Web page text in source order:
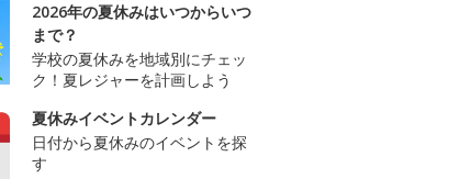
2026年の夏休みはいつからいつ
まで？
学校の夏休みを地域別にチェッ
ク！夏レジャーを計画しよう
夏休みイベントカレンダー
日付から夏休みのイベントを探
す